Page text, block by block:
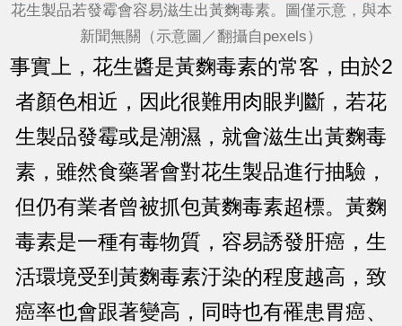
花生製品若發霉會容易滋生出黃麴毒素。圖僅示意，與本
新聞無關（示意圖／翻攝自pexels）
事實上，花生醬是黃麴毒素的常客，由於2
者顏色相近，因此很難用肉眼判斷，若花
生製品發霉或是潮濕，就會滋生出黃麴毒
素，雖然食藥署會對花生製品進行抽驗，
但仍有業者曾被抓包黃麴毒素超標。黃麴
毒素是一種有毒物質，容易誘發肝癌，生
活環境受到黃麴毒素汙染的程度越高，致
癌率也會跟著變高，同時也有罹患胃癌、